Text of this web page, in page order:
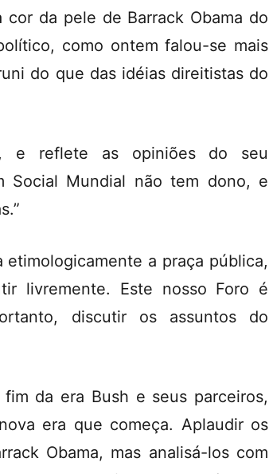
cor da pele de Barrack Obama do
como ontem falou-se mais
do que das idéias direitistas do
e reflete as opiniões do seu
Social Mundial não tem dono, e
etimologicamente a praça pública,
livremente. Este nosso Foro é
discutir os assuntos do
da era Bush e seus parceiros,
era que começa. Aplaudir os
Obama, mas analisá-los com